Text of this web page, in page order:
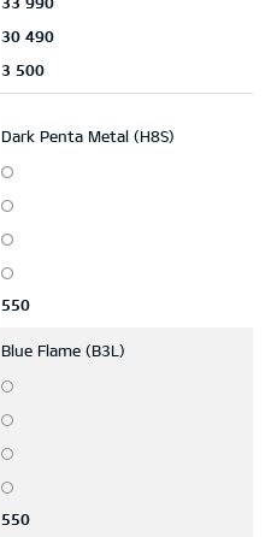
30 490
3 500
Dark Penta Metal (H8S)
550
Blue Flame (B3L)
550